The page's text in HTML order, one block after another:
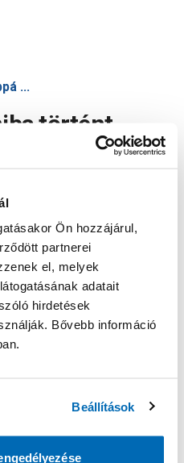
Ön hozzájárul,
partnerei
el, melyek
adatait
hirdetések
Bővebb információ
Beállítások
...
történt